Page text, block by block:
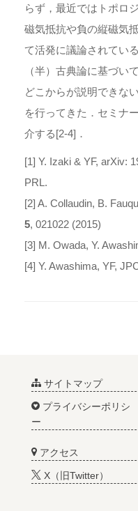
らず，最近ではトポロ
磁気抵抗や負の縦磁気
て活発に議論されてい
（半）古典論に基づい
どこからが説明できな
を行ってきた．セミナ
介する[2-4]．
[1] Y. Izaki & YF, arXiv:
PRL.
[2] A. Collaudin, B.
5, 021022 (2015)
[3] M. Owada, Y.
[4] Y. Awashima, YF,
サイトマップ
プライバシーポリシ
ー
アクセス
X（旧Twitter）